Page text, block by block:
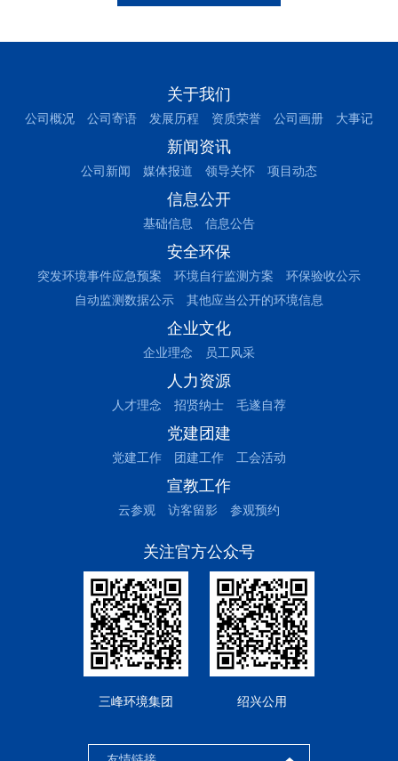
关于我们
公司概况 公司寄语 发展历程 资质荣誉 公司画册 大事记
新闻资讯
公司新闻 媒体报道 领导关怀 项目动态
信息公开
基础信息 信息公告
安全环保
突发环境事件应急预案 环境自行监测方案
环保验收公示
自动监测数据公示
其他应当公开的环境信息
企业文化
企业理念 员工风采
人力资源
人才理念 招贤纳士 毛遂自荐
党建团建
党建工作 团建工作 工会活动
宣教工作
云参观 访客留影 参观预约
关注官方公众号
三峰环境集团 绍兴公用